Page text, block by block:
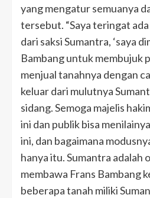
yang mengatur semuanya
tersebut. “Saya teringat
dari saksi Sumantra, ‘saya
Bambang untuk membujuk
menjual tanahnya dengan
keluar dari mulutnya
sidang. Semoga majelis
ini dan publik bisa
ini, dan bagaimana
hanya itu. Sumantra adalah
membawa Frans Bambang
beberapa tanah miliki